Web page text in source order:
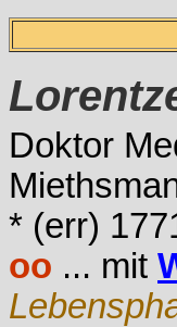
Doktor
* (err)
oo ... mit